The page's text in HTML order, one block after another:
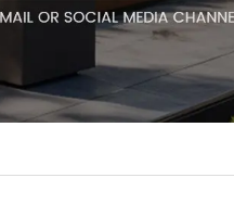
Reja de metal
Cercado de acero corten
Cercado de aluminio